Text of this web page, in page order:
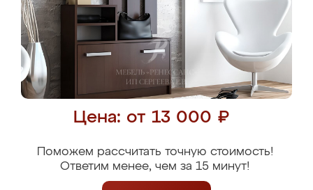
Цена: от 13 000 ₽
Поможем рассчитать точную стоимость!
Ответим менее, чем за 15 минут!